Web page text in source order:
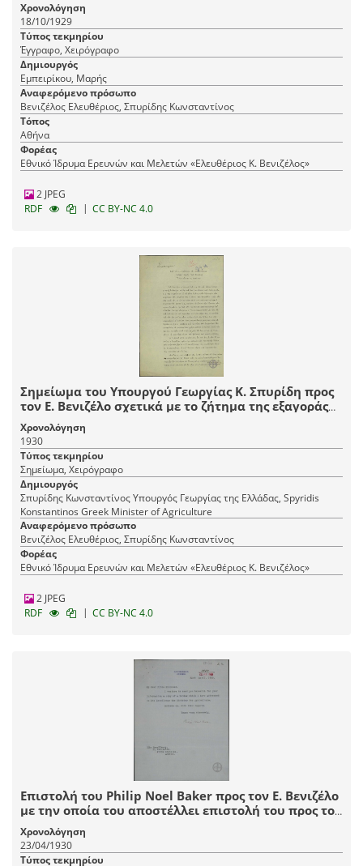
Χρονολόγηση
18/10/1929
Τύπος τεκμηρίου
Έγγραφο, Χειρόγραφο
Δημιουργός
Εμπειρίκου, Μαρής
Αναφερόμενο πρόσωπο
Βενιζέλος Ελευθέριος, Σπυρίδης Κωνσταντίνος
Τόπος
Αθήνα
Φορέας
Εθνικό Ίδρυμα Ερευνών και Μελετών «Ελευθέριος Κ. Βενιζέλος»
2 JPEG
RDF
| CC BY-NC 4.0
Σημείωμα του Υπουργού Γεωργίας Κ. Σπυρίδη προς
τον Ε. Βενιζέλο σχετικά με το ζήτημα της εξαγοράς
του κτήματος Αχμέτ Αγά Ευβοίας ιδιοκτησίας Baker.
Χρονολόγηση
1930
Τύπος τεκμηρίου
Σημείωμα, Χειρόγραφο
Δημιουργός
Σπυρίδης Κωνσταντίνος Υπουργός Γεωργίας της Ελλάδας, Spyridis
Konstantinos Greek Minister of Agriculture
Αναφερόμενο πρόσωπο
Βενιζέλος Ελευθέριος, Σπυρίδης Κωνσταντίνος
Φορέας
Εθνικό Ίδρυμα Ερευνών και Μελετών «Ελευθέριος Κ. Βενιζέλος»
2 JPEG
RDF
| CC BY-NC 4.0
Επιστολή του Philip Noel Baker προς τον Ε. Βενιζέλο
με την οποία του αποστέλλει επιστολή του προς τον
Υπουργό Γεωργίας Κ. Σπυρίδη.
Χρονολόγηση
23/04/1930
Τύπος τεκμηρίου